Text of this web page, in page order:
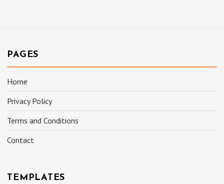
PAGES
Home
Privacy Policy
Terms and Conditions
Contact
TEMPLATES